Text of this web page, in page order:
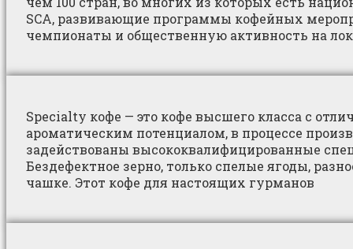
SCA, развивающие программы кофейных
чемпионаты и общественную активность на
Specialty кофе — это кофе высшего класса с
ароматическим потенциалом, в процессе
задействованы высококвалифицированные
Бездефектное зерно, только спелые ягоды,
чашке. Этот кофе для настоящих гурманов